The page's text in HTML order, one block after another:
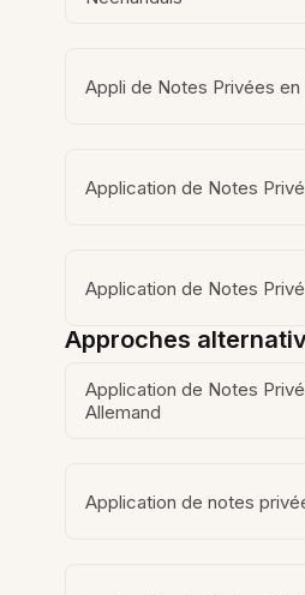
Appli de Notes Privées en
Application de Notes
Application de Notes
Approches
Application de Notes
Allemand
Application de notes